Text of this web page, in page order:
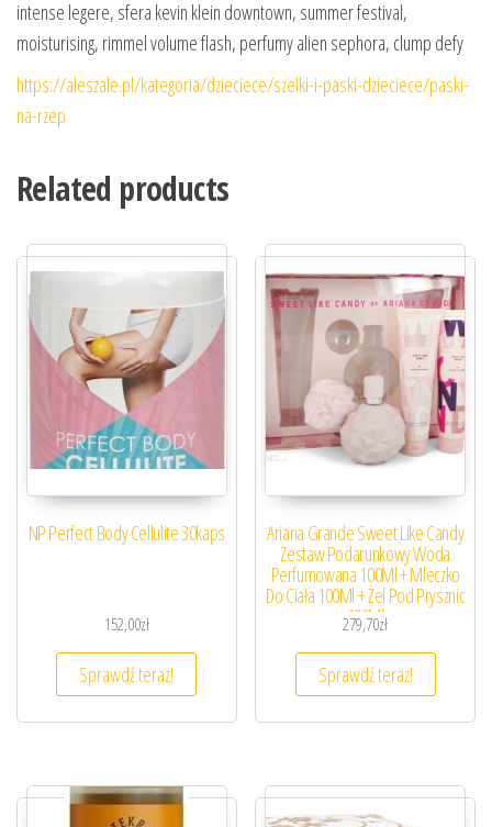
intense legere, sfera kevin klein downtown, summer festival,
moisturising, rimmel volume flash, perfumy alien sephora, clump defy
https://aleszale.pl/kategoria/dzieciece/szelki-i-paski-dzieciece/paski-
na-rzep
Related products
NP Perfect Body Cellulite 30kaps
152,00zł
Sprawdź teraz!
Ariana Grande Sweet Like Candy
Zestaw Podarunkowy Woda
Perfumowana 100Ml + Mleczko
Do Ciała 100Ml + Żel Pod Prysznic
100Ml
279,70zł
Sprawdź teraz!